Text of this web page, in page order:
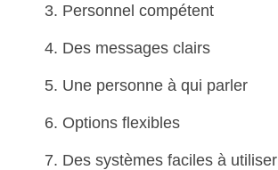
Personnel compétent
Des messages clairs
Une personne à qui parler
Options flexibles
Des systèmes faciles à utiliser